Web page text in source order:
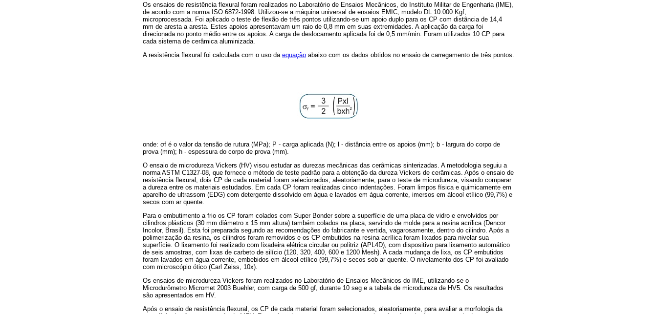
Os ensaios de resistência flexural foram realizados no Laboratório de Ensaios Mecânicos, do Instituto Militar de Engenharia (IME),
de acordo com a norma ISO 6872-1998. Utilizou-se a máquina universal de ensaios EMIC, modelo DL 10.000 Kgf,
microprocessada. Foi aplicado o teste de flexão de três pontos utilizando-se um apoio duplo para os CP com distância de 14,4
mm de aresta a aresta. Estes apoios apresentavam um raio de 0,8 mm em suas extremidades. A aplicação da carga foi
direcionada no ponto médio entre os apoios. A carga de deslocamento aplicada foi de 0,5 mm/min. Foram utilizados 10 CP para
cada sistema de cerâmica aluminizada.
A resistência flexural foi calculada com o uso da equação abaixo com os dados obtidos no ensaio de carregamento de três pontos.
onde: σf é o valor da tensão de rutura (MPa); P - carga aplicada (N); l - distância entre os apoios (mm); b - largura do corpo de
prova (mm); h - espessura do corpo de prova (mm).
O ensaio de microdureza Vickers (HV) visou estudar as durezas mecânicas das cerâmicas sinterizadas. A metodologia seguiu a
norma ASTM C1327-08, que fornece o método de teste padrão para a obtenção da dureza Vickers de cerâmicas. Após o ensaio de
resistência flexural, dois CP de cada material foram selecionados, aleatoriamente, para o teste de microdureza, visando comparar
a dureza entre os materiais estudados. Em cada CP foram realizadas cinco indentações. Foram limpos física e quimicamente em
aparelho de ultrassom (EDG) com detergente dissolvido em água e lavados em água corrente, imersos em álcool etílico (99,7%) e
secos com ar quente.
Para o embutimento a frio os CP foram colados com Super Bonder sobre a superfície de uma placa de vidro e envolvidos por
cilindros plásticos (30 mm diâmetro x 15 mm altura) também colados na placa, servindo de molde para a resina acrílica (Dencor
Incolor, Brasil). Esta foi preparada segundo as recomendações do fabricante e vertida, vagarosamente, dentro do cilindro. Após a
polimerização da resina, os cilindros foram removidos e os CP embutidos na resina acrílica foram lixados para nivelar sua
superfície. O lixamento foi realizado com lixadeira elétrica circular ou politriz (APL4D), com dispositivo para lixamento automático
de seis amostras, com lixas de carbeto de silício (120, 320, 400, 600 e 1200 Mesh). A cada mudança de lixa, os CP embutidos
foram lavados em água corrente, embebidos em álcool etílico (99,7%) e secos sob ar quente. O nivelamento dos CP foi avaliado
com microscópio ótico (Carl Zeiss, 10x).
Os ensaios de microdureza Vickers foram realizados no Laboratório de Ensaios Mecânicos do IME, utilizando-se o
Microdurômetro Micromet 2003 Buehler, com carga de 500 gf, durante 10 seg e a tabela de microdureza de HV5. Os resultados
são apresentados em HV.
Após o ensaio de resistência flexural, os CP de cada material foram selecionados, aleatoriamente, para avaliar a morfologia da